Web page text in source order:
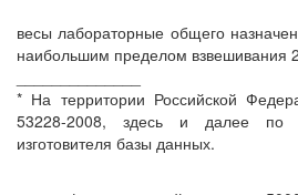
весы лабораторные общего
наибольшим пределом взвешивания
* На территории Российской
53228-2008, здесь и далее по
изготовителя базы данных.